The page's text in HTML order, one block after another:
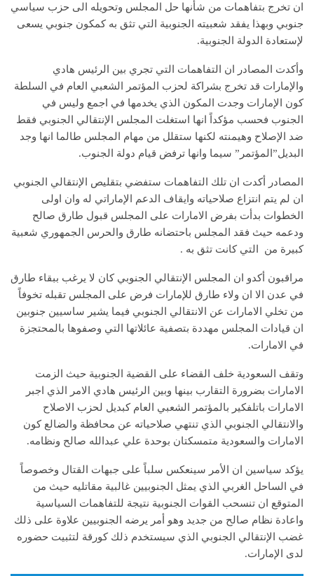
ان تخرج بتفاهمات من شأنها حل المجلس وتحويله الى حزب سياسي
جنوبي وبهذا يفقد شعبيته الجنوبية التي تثق به كمكون جنوبي يسعى
لإستعادة الدولة الجنوبية.
وأكدت المصادر ان التفاهمات التي تجري بين الرئيس هادي
والإمارات قد تخرج بشراكة لحزب المؤتمر الشعبي العام في السلطة
كون الإمارات وجدت المكون الذي يخدمها في اجمع وليس في
الجنوب فحسب مؤكداً انها استغلت المجلس الإنتقالي الجنوبي فقط
ضد الإصلاح وهيمنته لكنها ستقلل من مهام المجلس طالما انها وجد
البديل”المؤتمر” سيما وانها ترفض قيام دولة الجنوب.
المصادر أكدت ان تلك التفاهمات ستفضي بتقليص الإنتقالي الجنوبي
ان لم يتم انتزاع صلاحياته وايقاف الدعم الإماراتي له وان اولى
الخطوات بدأت بفرض الامارات على المجلس قبول طارق صالح
ودعمه حيث فقد المجلس باحتضانه طارق والحرس الجمهوري شعبية
كبيرة من التي كانت تثق به .
مراقبون أكدو ان المجلس الإنتقالي الجنوبي كان لا يرغب ببقاء طارق
في عدن الا ان ولاء طارق للإمارات فرض على المجلس تقبله تخوفاً
من تخلي الامارات عن الانتقالي الجنوبي فيما يشير ساسيين جنوبين
ان قيادات المجلس مهددة بتصفية عائلاتها التي وصفوها بالمحتجزة
في الامارات.
وتقف السعودية خلف القضاء على القضية الجنوبية حيث الزمت
الامارات بضرورة التقارب بينها وبين الرئيس هادي الامر الذي اجبر
الامارات باتلفكير بالمؤتمر الشعبي العام كبديل لحزب الاصلاح
والانتقالي الجنوبي الذي تنتهي صلاحياته عن محافظة والضالع كون
الامارات والسعودية متمسكتان بوحدة علي عبدالله صالح ونظامه.
يؤكد سياسين ان الأمر سينعكس سلباً على جبهات القتال وخصوصاً
في الساحل الغربي الذي يمثل الجنوبيين غالبية مقاتليه حيث من
المتوقع ان تنسحب القوات الجنوبية نتيجة للتفاهمات السياسية
واعادة نظام صالح من جديد وهو أمر يرضه الجنوبيين علاوة على ذلك
غضب الإنتقالي الجنوبي الذي سيستخدم ذلك كورقة لتثبيت حضوره
لدى الإمارات.